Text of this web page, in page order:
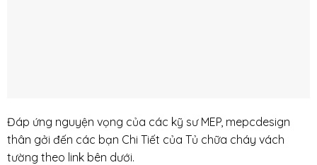
Đáp ứng nguyện vọng của các kỹ sư MEP, mepcdesign
thân gởi đến các bạn Chi Tiết của Tủ chữa cháy vách
tường theo link bên dưới.